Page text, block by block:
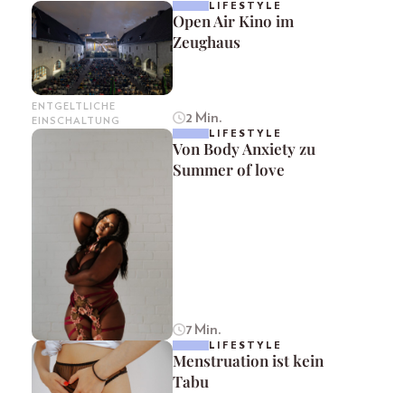
ENTGELTLICHE
EINSCHALTUNG
LIFESTYLE
Open Air Kino im
Zeughaus
2 Min.
LIFESTYLE
Von Body Anxiety zu
Summer of love
7 Min.
LIFESTYLE
Menstruation ist kein
Tabu